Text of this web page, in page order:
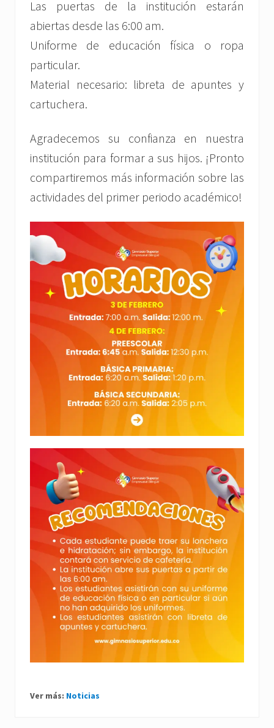
Las puertas de la institución estarán
abiertas desde las 6:00 am.
Uniforme de educación física o ropa
particular.
Material necesario: libreta de apuntes y
cartuchera.
Agradecemos su confianza en nuestra
institución para formar a sus hijos. ¡Pronto
compartiremos más información sobre las
actividades del primer periodo académico!
Ver más: Noticias